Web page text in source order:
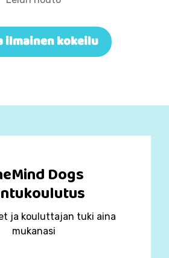
ilmainen kokeilu
Dogs
ja kouluttajan tuki aina
mukanasi